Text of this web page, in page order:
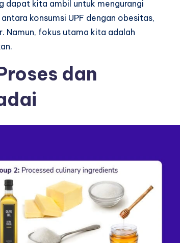
dapat kita ambil untuk mengurangi
konsumsi UPF dengan obesitas,
Namun, fokus utama kita adalah
dan